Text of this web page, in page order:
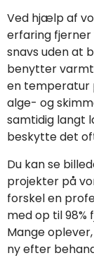
Ved hjælp af
erfaring
snavs uden at
benytter varmt
en temperatur
alge- og
samtidig langt
beskytte det
Du kan se
projekter på
forskel en
med op til
Mange
ny efter